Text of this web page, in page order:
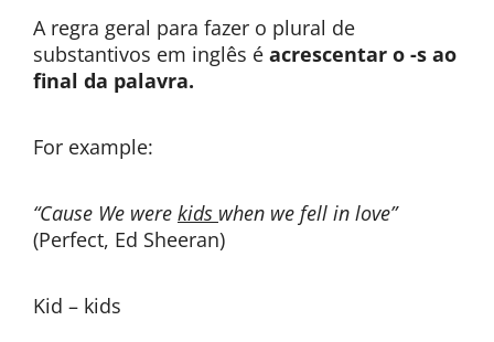
A regra geral para fazer o plural de
substantivos em inglês é acrescentar o -s ao
final da palavra.
For example:
“Cause We were kids when we fell in love”
(Perfect, Ed Sheeran)
Kid – kids